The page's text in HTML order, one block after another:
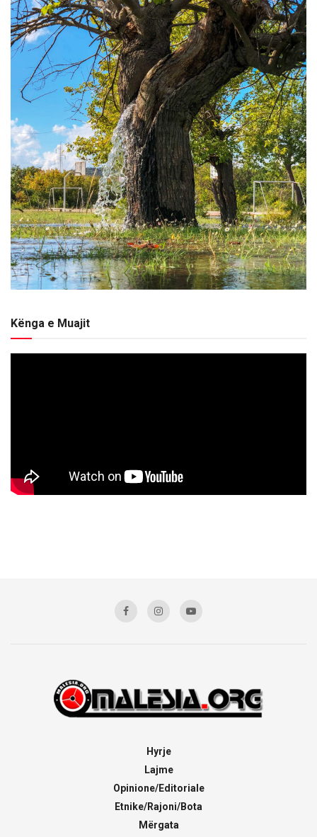
Kënga e Muajit
Hyrje
Lajme
Opinione/Editoriale
Etnike/Rajoni/Bota
Mërgata